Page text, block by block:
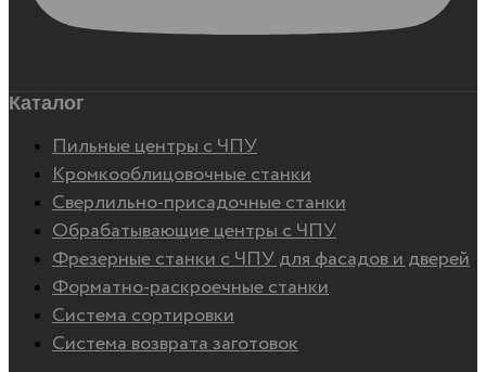
Каталог
Пильные центры с ЧПУ
Кромкооблицовочные станки
Сверлильно-присадочные станки
Обрабатывающие центры с ЧПУ
Фрезерные станки с ЧПУ для фасадов и дверей
Форматно-раскроечные станки
Система сортировки
Система возврата заготовок